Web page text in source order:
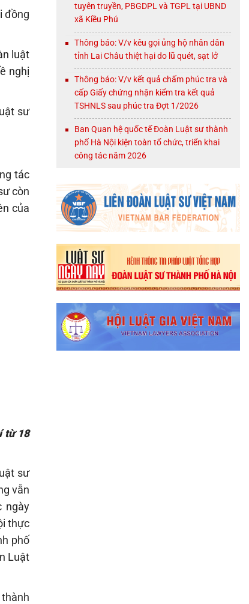
đồng
luật
nghị
sư
tác
còn
của
từ 18
sư
vẫn
ngày
thực
phố
Luật
tuyên truyền, PBGDPL và TGPL tại UBND
xã Kiều Phú
Thông báo: V/v kêu gọi ủng hộ nhân dân
tỉnh Lai Châu thiệt hại do lũ quét, sạt lở
Thông báo: V/v kết quả chấm phúc tra và
cấp Giấy chứng nhận kiểm tra kết quả
TSHNLS sau phúc tra Đợt 1/2026
Ban Quan hệ quốc tế Đoàn Luật sư thành
phố Hà Nội kiện toàn tổ chức, triển khai
công tác năm 2026